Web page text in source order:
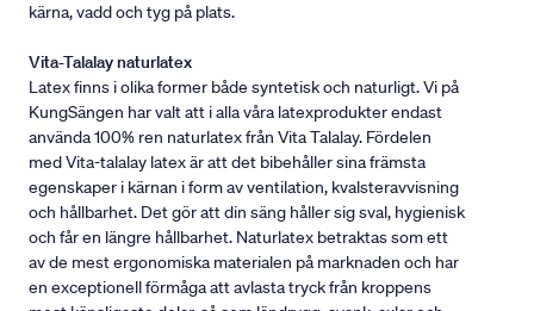
kärna, vadd och tyg på plats.
Vita-Talalay naturlatex
Latex finns i olika former både syntetisk och naturligt. Vi på
KungSängen har valt att i alla våra latexprodukter endast
använda 100% ren naturlatex från Vita Talalay. Fördelen
med Vita-talalay latex är att det bibehåller sina främsta
egenskaper i kärnan i form av ventilation, kvalsteravvisning
och hållbarhet. Det gör att din säng håller sig sval, hygienisk
och får en längre hållbarhet. Naturlatex betraktas som ett
av de mest ergonomiska materialen på marknaden och har
en exceptionell förmåga att avlasta tryck från kroppens